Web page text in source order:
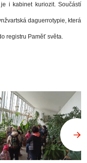
i kabinet kuriozit. Součástí
daguerrotypie, která
registru Paměť světa.